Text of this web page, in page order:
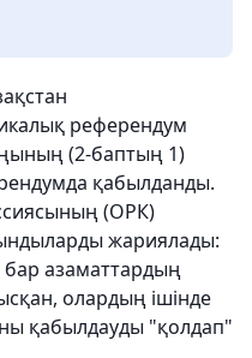
референдум
(2-баптың 1)
қабылданды.
(ОРК)
жариялады:
бар азаматтардың
олардың ішінде
қабылдауды "қолдап"